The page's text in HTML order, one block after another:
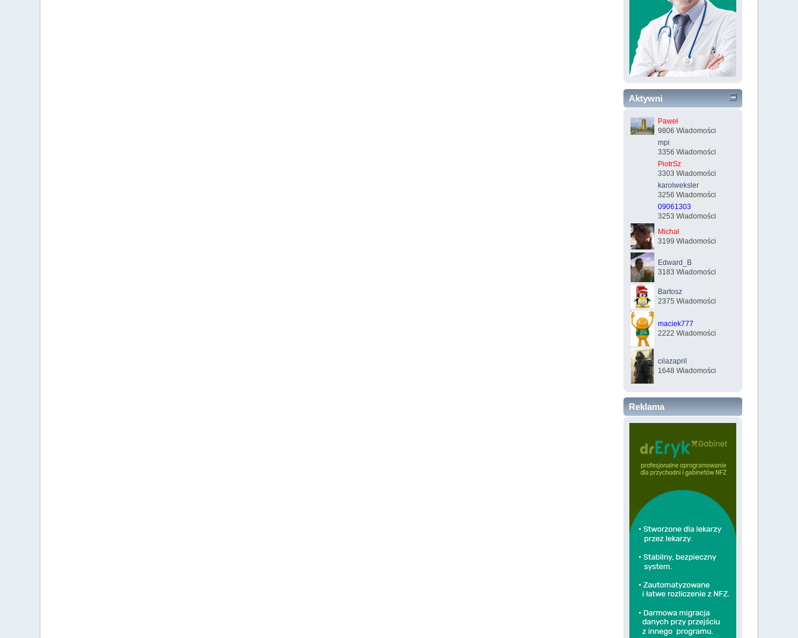
Aktywni
Paweł
9806 Wiadomości
mpi
3356 Wiadomości
PiotrSz
3303 Wiadomości
karolweksler
3256 Wiadomości
09061303
3253 Wiadomości
Michał
3199 Wiadomości
Edward_B
3183 Wiadomości
Bartosz
2375 Wiadomości
maciek777
2222 Wiadomości
cilazapril
1648 Wiadomości
Reklama